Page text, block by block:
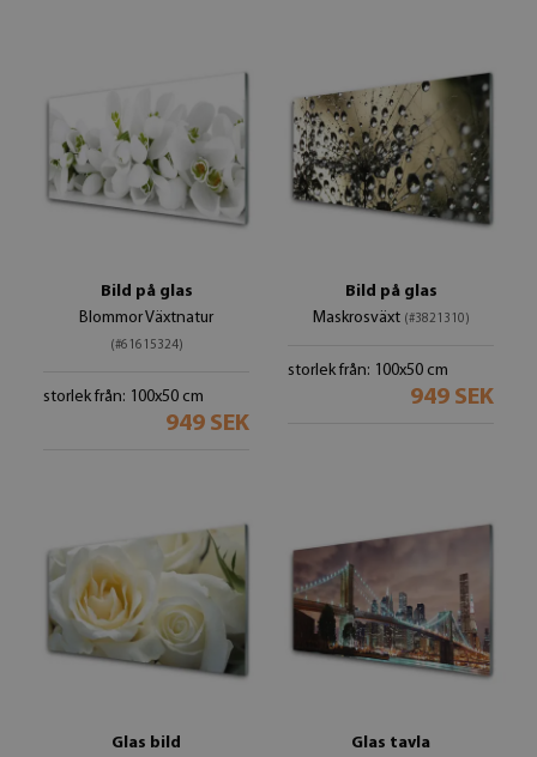
Bild på glas
Blommor Växtnatur
(#61615324)
storlek från: 100x50 cm
949 SEK
Bild på glas
Maskrosväxt (#3821310)
storlek från: 100x50 cm
949 SEK
Glas bild
Glas tavla